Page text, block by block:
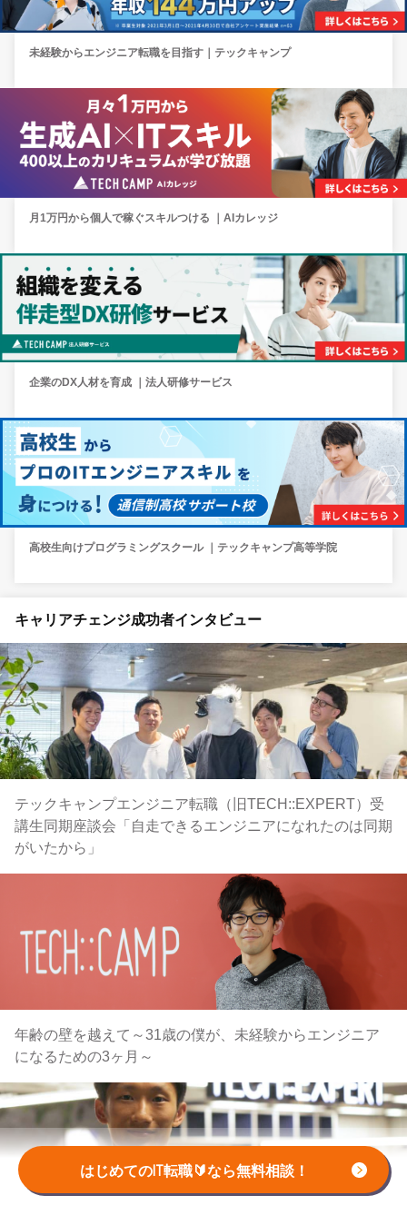
はじめてのIT転職🔰なら無料相談！
未経験からエンジニア転職を目指す｜テックキャンプ
月1万円から個人で稼ぐスキルつける ｜AIカレッジ
企業のDX人材を育成 ｜法人研修サービス
高校生向けプログラミングスクール ｜テックキャンプ高等学院
キャリアチェンジ成功者インタビュー
テックキャンプエンジニア転職（旧TECH::EXPERT）受
講生同期座談会「自走できるエンジニアになれたのは同期
がいたから」
年齢の壁を越えて～31歳の僕が、未経験からエンジニア
になるための3ヶ月～